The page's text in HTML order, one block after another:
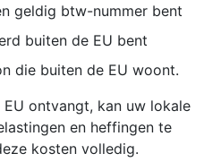
geldig btw-nummer bent
buiten de EU bent
die buiten de EU woont.
ontvangt, kan uw lokale
en heffingen te
kosten volledig.